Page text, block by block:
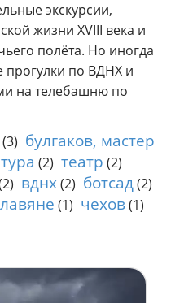
экскурсии,
жизни XVIII века и
полёта. Но иногда
по ВДНХ и
на телебашню по
(3) булгаков, мастер
(2) театр (2)
вднх(2) ботсад(2)
(1) чехов(1)